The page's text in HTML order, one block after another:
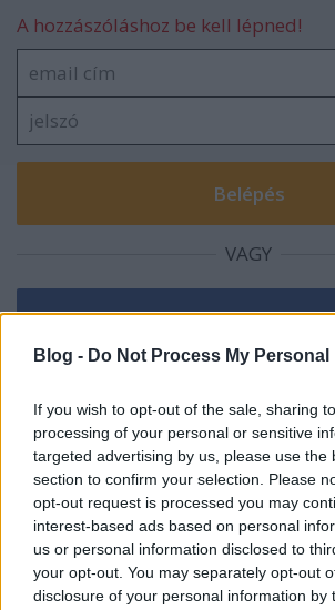
Blog - Do Not Process My
If you wish to opt-out of the sale, sharing
processing of your personal or sensitive
targeted advertising by us, please use the
section to confirm your selection. Please
opt-out request is processed you may
interest-based ads based on personal
us or personal information disclosed to
your opt-out. You may separately opt-out
disclosure of your personal information by
A hozzászóláshoz be kell lépned!
VAGY
xaba99
14 éve
meddig tart a játék?
blogbea
14 éve